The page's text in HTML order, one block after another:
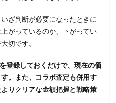
ざ判断が必要になったときに
上がっているのか、下がってい
切です。
登録しておくだけで、現在の価
。また、コラボ査定も併用す
りクリアな金額把握と戦略策